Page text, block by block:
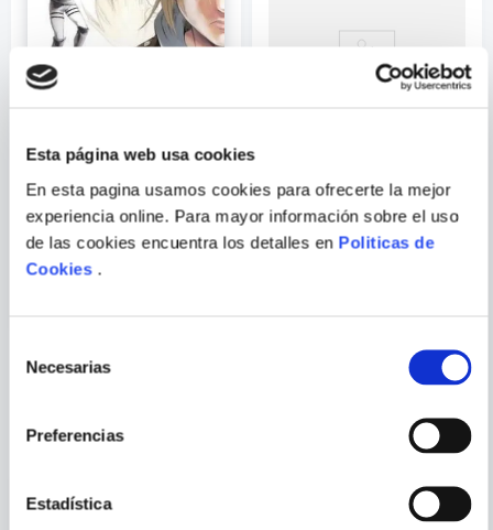
Esta página web usa cookies
En esta pagina usamos cookies para ofrecerte la mejor
experiencia online. Para mayor información sobre el uso
de las cookies encuentra los detalles en Politicas de
Cookies.
Necesarias
Preferencias
Estadística
Escribir comentario
ENVIAR
COMENTARIO
HAJIME ISAYAMA
ATTACK ON TITAN: LOST
GIRLS THE MANGA 1
HARUICHI FURUDATE
VISTE
VER TODOS